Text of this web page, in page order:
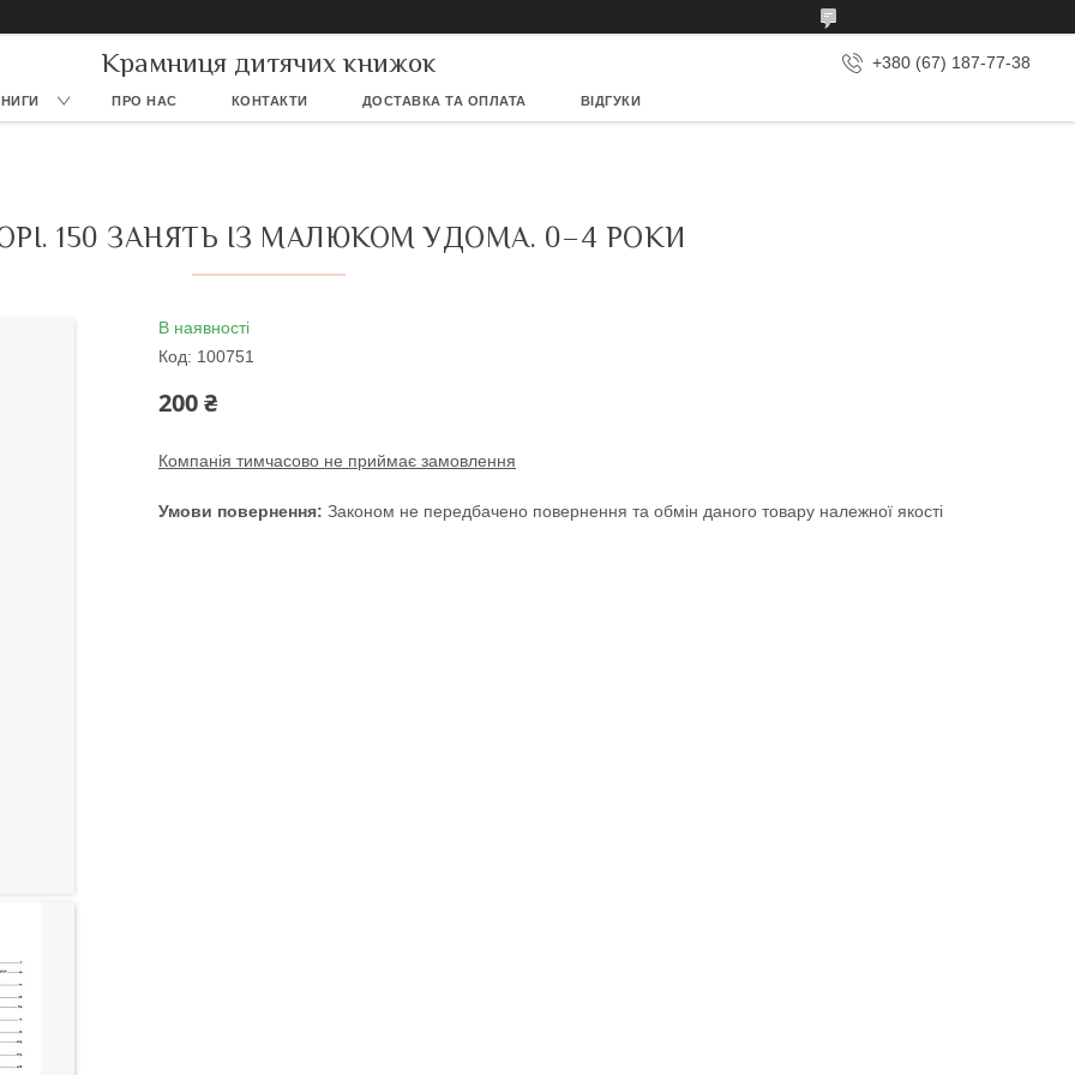
Крамниця дитячих книжок +380 (67) 187-77-38
ПРО НАС КОНТАКТИ ДОСТАВКА ТА ОПЛАТА ВІДГУКИ
150 ЗАНЯТЬ ІЗ МАЛЮКОМ УДОМА. 0–4 РОКИ
В наявності
Код: 100751
200 ₴
Компанія тимчасово не приймає замовлення
Законом не передбачено повернення та обмін даного товару належної якості